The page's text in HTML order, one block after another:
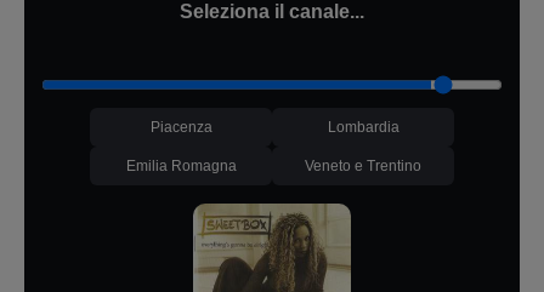
Seleziona il canale...
Piacenza Lombardia
Emilia Romagna Veneto e Trentino